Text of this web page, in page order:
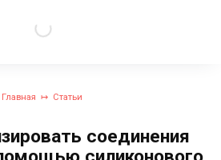
Главная Статьи
соединения